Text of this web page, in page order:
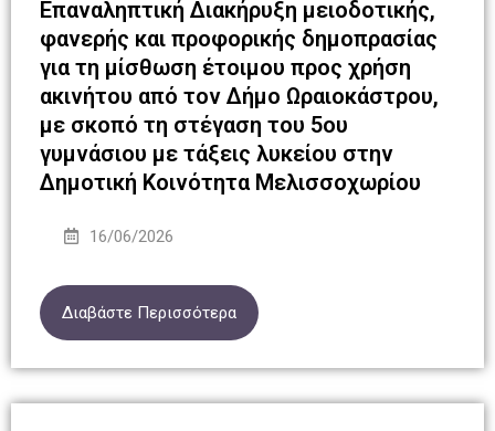
Επαναληπτική Διακήρυξη μειοδοτικής,
φανερής και προφορικής δημοπρασίας
για τη μίσθωση έτοιμου προς χρήση
ακινήτου από τον Δήμο Ωραιοκάστρου,
με σκοπό τη στέγαση του 5ου
γυμνάσιου με τάξεις λυκείου στην
Δημοτική Κοινότητα Μελισσοχωρίου
16/06/2026
Διαβάστε Περισσότερα